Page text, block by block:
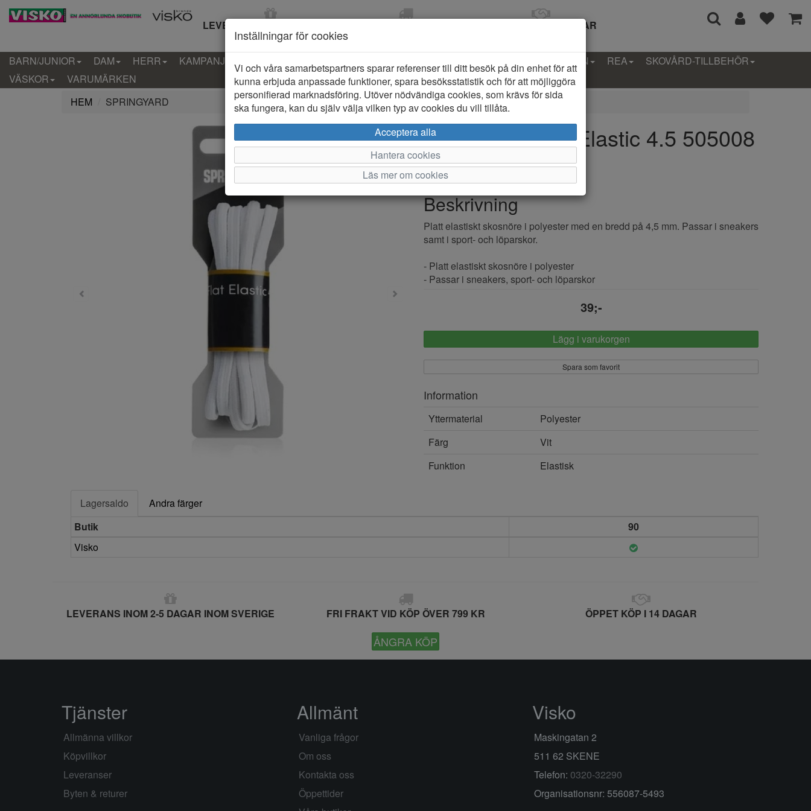
LEVERANS INOM 2-5 DAGAR ÖPPET KÖP I 14 DAGAR
BARN/JUNIOR DAM HERR KAMPANJ KLÄDER-BARN PROVKOLLEKTION REA
SKOVÅRD-TILLBEHÖR
VÄSKOR
VARUMÄRKEN
HEM
SPRINGYARD
Springyard Flat Elastic 4.5 505008
Varumärke: Springyard
Artikelnummer: 505008W
Beskrivning
Platt elastiskt skosnöre i polyester med en bredd på 4,5 mm. Passar i sneakers
samt i sport- och löparskor.
- Platt elastiskt skosnöre i polyester
- Passar i sneakers, sport- och löparskor
39;-
Lägg i varukorgen
Spara som favorit
Information
Yttermaterial
Polyester
Färg
Vit
Funktion
Elastisk
Lagersaldo
Andra färger
Butik
90
Visko
LEVERANS INOM 2-5 DAGAR INOM SVERIGE FRI FRAKT VID KÖP ÖVER 799 KR ÖPPET KÖP I 14 DAGAR
ÅNGRA KÖP
Inställningar för cookies
Vi och våra samarbetspartners sparar referenser till ditt besök på din enhet för att
kunna erbjuda anpassade funktioner, spara besöksstatistik och för att möjliggöra
personifierad marknadsföring. Utöver nödvändiga cookies, som krävs för sida
ska fungera, kan du själv välja vilken typ av cookies du vill tillåta.
Acceptera alla
Hantera cookies
Läs mer om cookies
Tjänster
Allmänna villkor
Köpvillkor
Leveranser
Byten & returer
Allmänt
Vanliga frågor
Om oss
Kontakta oss
Öppettider
Visko
Maskingatan 2
511 62 SKENE
Telefon: 0320-32290
Organisationsnr: 556087-5493